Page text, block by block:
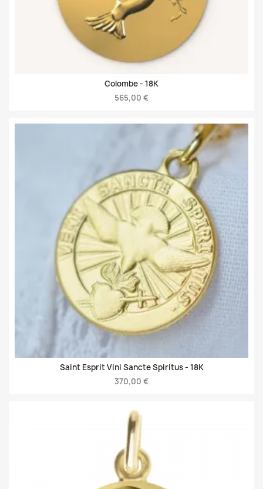
Colombe - 18K
565,00 €
Saint Esprit Vini Sancte Spiritus - 18K
370,00 €